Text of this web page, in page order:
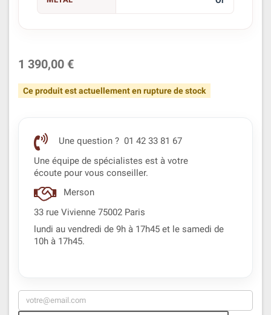
1 390,00 €
Ce produit est actuellement en rupture de stock
Une question ? 01 42 33 81 67
Une équipe de spécialistes est à votre
écoute pour vous conseiller.
Merson
33 rue Vivienne 75002 Paris
lundi au vendredi de 9h à 17h45 et le samedi de
10h à 17h45.